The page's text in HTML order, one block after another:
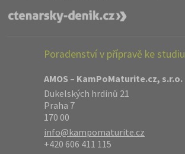
Poradenství v přípravě ke studiu
AMOS – KamPoMaturite.cz, s.r.o.
Dukelských hrdinů 21
Praha 7
170 00
info@kampomaturite.cz
+420 606 411 115